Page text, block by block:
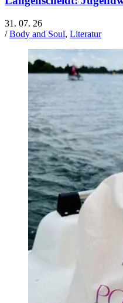
31. 07. 26
/Body and Soul, Literatur